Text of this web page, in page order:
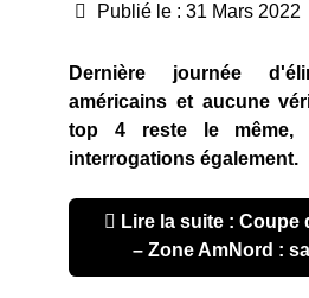
Publié le : 31 Mars 2022
Dernière journée
américains et aucune
top 4 reste le même,
interrogations également.
Lire la suite : Coupe
– Zone AmNord :